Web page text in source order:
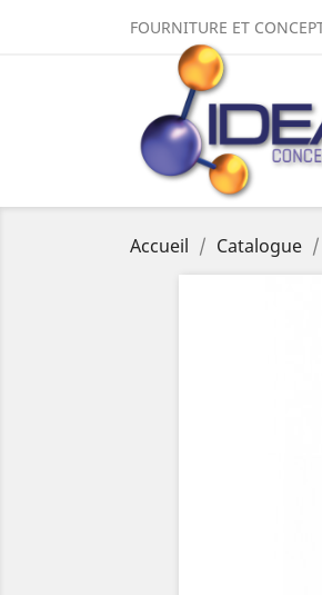
FOURNITURE ET
Accueil Catalogue